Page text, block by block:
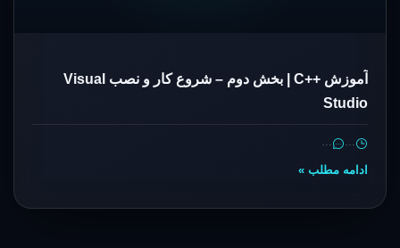
آموزش ++C | بخش دوم – شروع کار و نصب Visual
Studio
…
…
ادامه مطلب »